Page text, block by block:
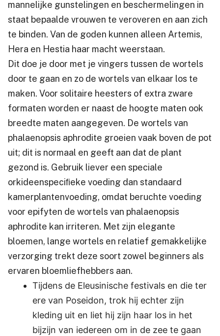
mannelijke gunstelingen en beschermelingen in
staat bepaalde vrouwen te veroveren en aan zich
te binden. Van de goden kunnen alleen Artemis,
Hera en Hestia haar macht weerstaan.
Dit doe je door met je vingers tussen de wortels
door te gaan en zo de wortels van elkaar los te
maken. Voor solitaire heesters of extra zware
formaten worden er naast de hoogte maten ook
breedte maten aangegeven. De wortels van
phalaenopsis aphrodite groeien vaak boven de pot
uit; dit is normaal en geeft aan dat de plant
gezond is. Gebruik liever een speciale
orkideenspeciﬁeke voeding dan standaard
kamerplantenvoeding, omdat beruchte voeding
voor epifyten de wortels van phalaenopsis
aphrodite kan irriteren. Met zijn elegante
bloemen, lange wortels en relatief gemakkelijke
verzorging trekt deze soort zowel beginners als
ervaren bloemliefhebbers aan.
Tijdens de Eleusinische festivals en die ter
ere van Poseidon, trok hij echter zijn
kleding uit en liet hij zijn haar los in het
bijzijn van iedereen om in de zee te gaan